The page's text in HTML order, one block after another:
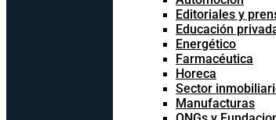
Editoriales y
Educación
Energético
Farmacéutica
Horeca
Sector
Manufacturas